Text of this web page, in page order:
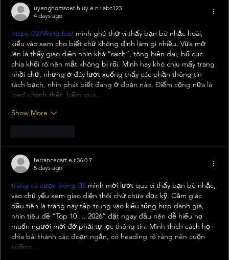
uyenghomsoet.h.uy.e.n+abc123
4 days ago
https://279king.biz/ mình ghé thử vì thấy bạn bè nhắc hoài,
kiểu vào xem cho biết chứ không định làm gì nhiều. Vừa mở
lên là thấy giao diện nhìn khá “sạch”, tông hiện đại, bố cục
chia khối rõ nên mắt không bị rối. Mình hay khó chịu mấy trang
nhồi chữ, nhưng ở đây lướt xuống thấy các phần thông tin
tách bạch, nhìn phát biết đang ở đoạn nào. Điểm cộng nữa là
load nhanh thật, bấm qua…
Show More
terrancecart.e.r.36.0.7
5 days ago
trang cá cược bóng đá mình mới lướt qua vì thấy bạn bè nhắc,
vào chủ yếu xem giao diện thôi chứ chưa đọc kỹ. Cảm giác
đầu tiên là trang này tập trung vào kiểu tổng hợp đánh giá,
nhìn tiêu đề “Top 10 … 2026” đặt ngay đầu nên dễ hiểu họ
muốn người mới đỡ phải tự lọc thông tin. Mình thích cách họ
chia bài thành các đoạn ngắn, có heading rõ ràng nên cuộn
xuống…